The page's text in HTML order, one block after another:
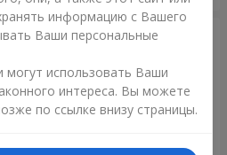
информацию с Вашего
Ваши персональные
использовать Ваши
интереса. Вы можете
по ссылке внизу страницы.